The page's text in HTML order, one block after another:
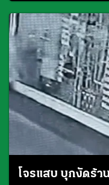
โจรแสบ บุกงัดร้า